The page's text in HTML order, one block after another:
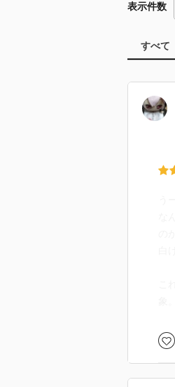
表示件数
すべて